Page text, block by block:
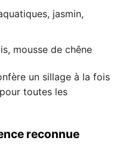
jasmin,
mousse de chêne
un sillage à la fois
toutes les
reconnue